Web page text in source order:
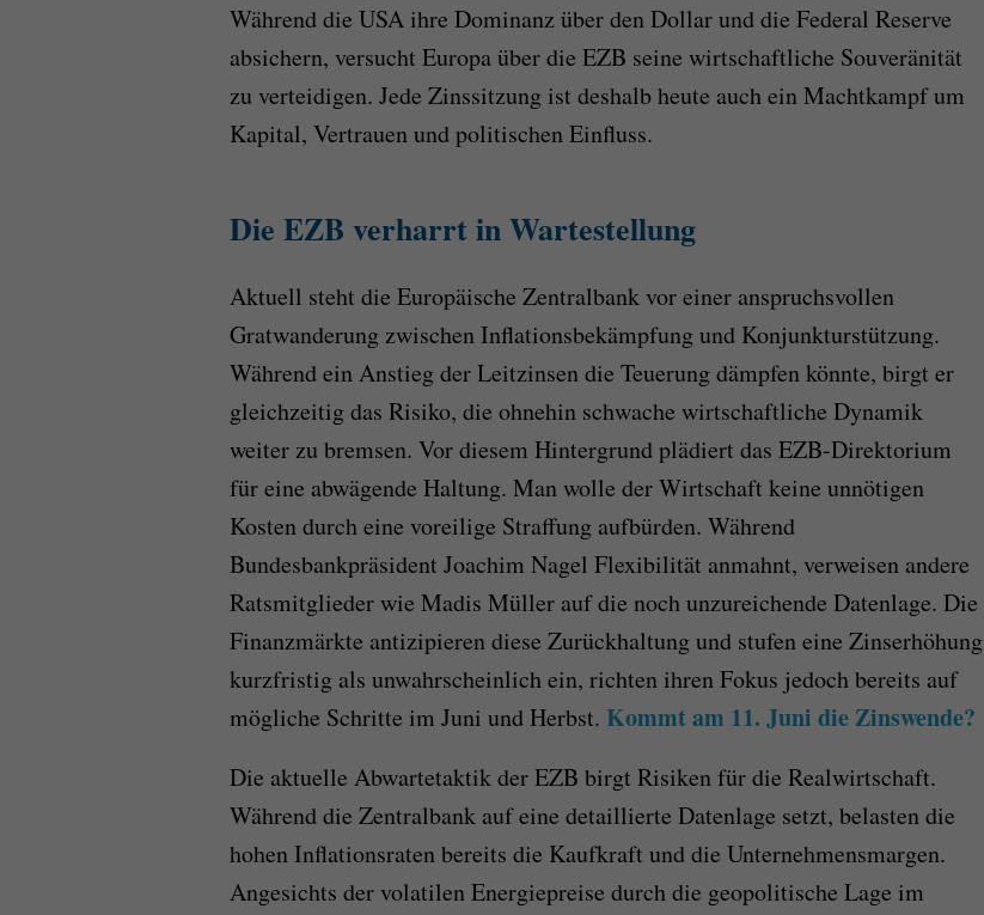
Während die USA ihre Dominanz über den Dollar und die Federal Reserve
absichern, versucht Europa über die EZB seine wirtschaftliche Souveränität
zu verteidigen. Jede Zinssitzung ist deshalb heute auch ein Machtkampf um
Kapital, Vertrauen und politischen Einfluss.
Die EZB verharrt in Wartestellung
Aktuell steht die Europäische Zentralbank vor einer anspruchsvollen
Gratwanderung zwischen Inflationsbekämpfung und Konjunkturstützung.
Während ein Anstieg der Leitzinsen die Teuerung dämpfen könnte, birgt er
gleichzeitig das Risiko, die ohnehin schwache wirtschaftliche Dynamik
weiter zu bremsen. Vor diesem Hintergrund plädiert das EZB-Direktorium
für eine abwägende Haltung. Man wolle der Wirtschaft keine unnötigen
Kosten durch eine voreilige Straffung aufbürden. Während
Bundesbankpräsident Joachim Nagel Flexibilität anmahnt, verweisen andere
Ratsmitglieder wie Madis Müller auf die noch unzureichende Datenlage. Die
Finanzmärkte antizipieren diese Zurückhaltung und stufen eine Zinserhöhung
kurzfristig als unwahrscheinlich ein, richten ihren Fokus jedoch bereits auf
mögliche Schritte im Juni und Herbst. Kommt am 11. Juni die Zinswende?
Die aktuelle Abwartetaktik der EZB birgt Risiken für die Realwirtschaft.
Während die Zentralbank auf eine detaillierte Datenlage setzt, belasten die
hohen Inflationsraten bereits die Kaufkraft und die Unternehmensmargen.
Angesichts der volatilen Energiepreise durch die geopolitische Lage im